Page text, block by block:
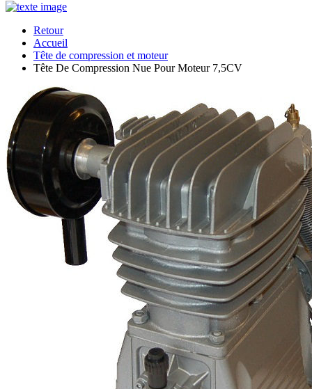
Retour
Accueil
Tête de compression et moteur
Tête De Compression Nue Pour Moteur 7,5CV